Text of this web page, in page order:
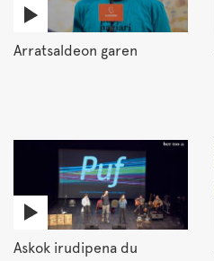
Arratsaldeon garen
Askok irudipena du